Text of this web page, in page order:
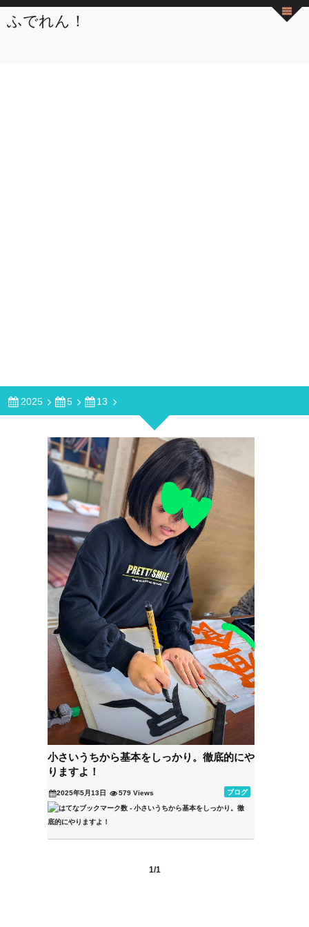
ふでれん！
2025 5 13
小さいうちから基本をしっかり。徹底的にや
りますよ！
2025年5月13日 ブログ
579 Views
1/1